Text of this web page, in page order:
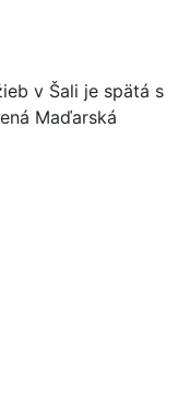
v Šali je spätá s
Maďarská